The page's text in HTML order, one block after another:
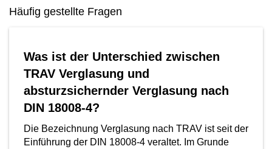
Häufig gestellte Fragen
Was ist der Unterschied zwischen
TRAV Verglasung und
absturzsichernder Verglasung nach
DIN 18008-4?
Die Bezeichnung Verglasung nach TRAV ist seit der
Einführung der DIN 18008-4 veraltet. Im Grunde